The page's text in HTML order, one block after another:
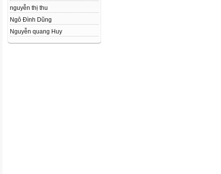
nguyễn thị thu
Ngô Đình Dũng
Nguyễn quang Huy